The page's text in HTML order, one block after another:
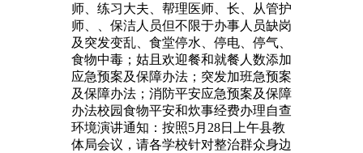
师、练习大夫、帮理医师、长、从管护
师、、保洁人员但不限于办事人员缺岗
及突发变乱、食堂停水、停电、停气、
食物中毒；姑且欢迎餐和就餐人数添加
应急预案及保障办法；突发加班急预案
及保障办法；消防平安应急预案及保障
办法校园食物平安和炊事经费办理自查
环境演讲通知：按照5月28日上午县教
体局会议，请各学校针对整治群众身边